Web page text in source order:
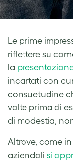
Le prime
riflettere su
la
incartati con
consuetudine
volte prima di
di modestia,
Altrove, come
aziendali si